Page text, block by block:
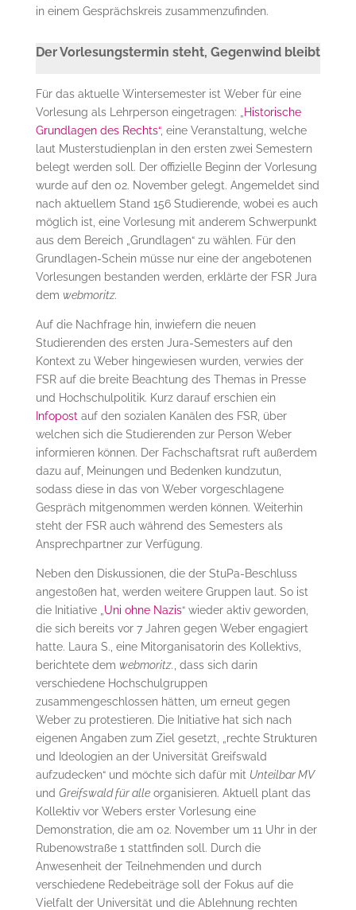
in einem Gesprächskreis zusammenzufinden.
Der Vorlesungstermin steht, Gegenwind bleibt
Für das aktuelle Wintersemester ist Weber für eine
Vorlesung als Lehrperson eingetragen: „
Historische
Grundlagen des Rechts“, eine Veranstaltung, welche
laut Musterstudienplan in den ersten zwei Semestern
belegt werden soll. Der offizielle Beginn der Vorlesung
wurde auf den 02. November gelegt. Angemeldet sind
nach aktuellem Stand 156 Studierende, wobei es auch
möglich ist, eine Vorlesung mit anderem Schwerpunkt
aus dem Bereich „Grundlagen“ zu wählen. Für den
Grundlagen-Schein müsse nur eine der angebotenen
Vorlesungen bestanden werden, erklärte der FSR Jura
dem webmoritz.
Auf die Nachfrage hin, inwiefern die neuen
Studierenden des ersten Jura-Semesters auf den
Kontext zu Weber hingewiesen wurden, verwies der
FSR auf die breite Beachtung des Themas in Presse
und Hochschulpolitik. Kurz darauf erschien ein
Infopost auf den sozialen Kanälen des FSR, über
welchen sich die Studierenden zur Person Weber
informieren können. Der Fachschaftsrat ruft außerdem
dazu auf, Meinungen und Bedenken kundzutun,
sodass diese in das von Weber vorgeschlagene
Gespräch mitgenommen werden können. Weiterhin
steht der FSR auch während des Semesters als
Ansprechpartner zur Verfügung.
Neben den Diskussionen, die der StuPa-Beschluss
angestoßen hat, werden weitere Gruppen laut. So ist
die Initiative „ Uni ohne Nazis“ wieder aktiv geworden,
die sich bereits vor 7 Jahren gegen Weber engagiert
hatte. Laura S., eine Mitorganisatorin des Kollektivs,
berichtete dem webmoritz. , dass sich darin
verschiedene Hochschulgruppen
zusammengeschlossen hätten, um erneut gegen
Weber zu protestieren. Die Initiative hat sich nach
eigenen Angaben zum Ziel gesetzt, „rechte Strukturen
und Ideologien an der Universität Greifswald
aufzudecken“ und möchte sich dafür mit Unteilbar MV
und Greifswald für alleorganisieren. Aktuell plant das
Kollektiv vor Webers erster Vorlesung eine
Demonstration, die am 02. November um 11 Uhr in der
Rubenowstraße 1 stattfinden soll. Durch die
Anwesenheit der Teilnehmenden und durch
verschiedene Redebeiträge soll der Fokus auf die
Vielfalt der Universität und die Ablehnung rechten